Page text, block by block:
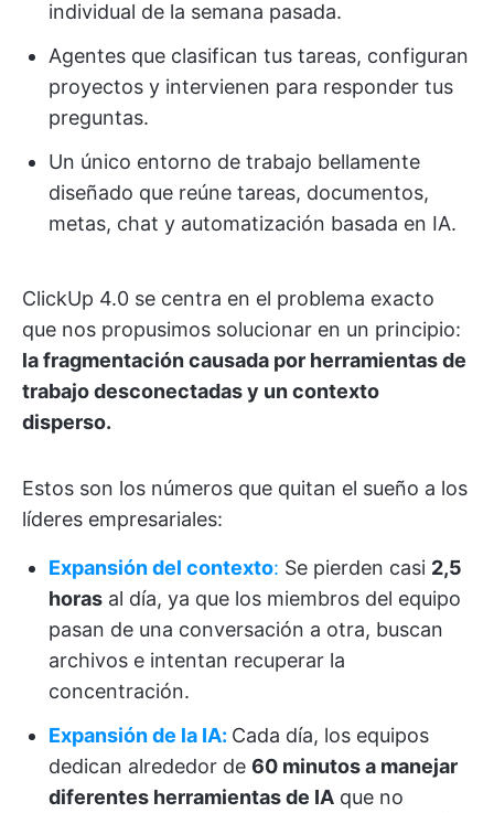
individual de la semana pasada.
Agentes que clasifican tus tareas, configuran
proyectos y intervienen para responder tus
preguntas.
Un único entorno de trabajo bellamente
diseñado que reúne tareas, documentos,
metas, chat y automatización basada en IA.
ClickUp 4.0 se centra en el problema exacto
que nos propusimos solucionar en un principio:
la fragmentación causada por herramientas de
trabajo desconectadas y un contexto
disperso.
Estos son los números que quitan el sueño a los
líderes empresariales:
Expansión del contexto: Se pierden casi 2,5
horas al día, ya que los miembros del equipo
pasan de una conversación a otra, buscan
archivos e intentan recuperar la
concentración.
Expansión de la IA: Cada día, los equipos
dedican alrededor de 60 minutos a manejar
diferentes herramientas de IA que no